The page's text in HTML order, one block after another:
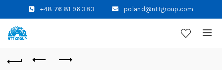
+48 76 81 96 383 poland@nttgroup.com